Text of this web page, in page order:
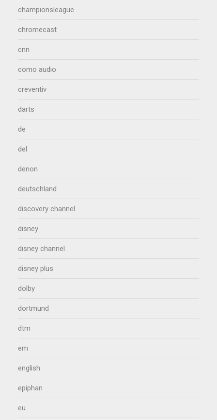
championsleague
chromecast
cnn
como audio
creventiv
darts
de
del
denon
deutschland
discovery channel
disney
disney channel
disney plus
dolby
dortmund
dtm
em
english
epiphan
eu